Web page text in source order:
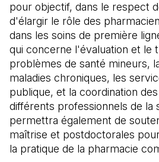
pour objectif, dans le respect
d'élargir le rôle des
dans les soins de première
qui concerne l'évaluation et le
problèmes de santé mineurs,
maladies chroniques, les
publique, et la coordination
différents professionnels de la
permettra également de
maîtrise et postdoctorales
la pratique de la pharmacie